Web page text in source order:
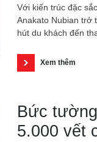
Với kiến trúc đặc
Anakato Nubian trở
hút du khách đến
Xem thêm
Bức
5.000 vết